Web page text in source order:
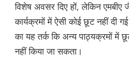
विशेष अवसर दिए हों, लेकिन एमबीए
कार्यक्रमों में ऐसी कोई छूट नहीं दी
का यह तर्क कि अन्य पाठ्यक्रमों में
नहीं किया जा सकता।